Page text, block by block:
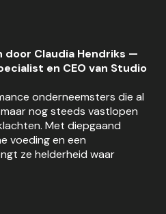
door Claudia Hendriks —
en CEO van Studio
onderneemsters die al
nog steeds vastlopen
Met diepgaand
voeding en een
ze helderheid waar